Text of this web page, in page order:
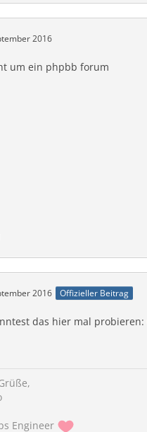
2016
um ein phpbb forum
2016 Offizieller Beitrag
das hier mal probieren:
Engineer